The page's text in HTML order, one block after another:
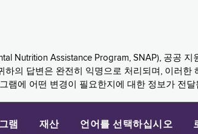
Nutrition Assistance Program, SNAP), 공공
의 답변은 완전히 익명으로 처리되며, 이러
램에 어떤 변경이 필요한지에 대한 정보가 전달
램 재산 언어를 선택하십시오